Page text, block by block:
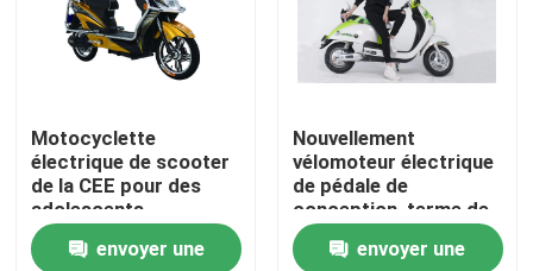
Accueil
Motocyclette
électrique de scooter
de la CEE pour des
adolescents
envoyer une
Nouvellement
vélomoteur électrique
de pédale de
conception, terme de
scooter électrique de
dames longenvoyer une